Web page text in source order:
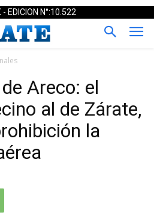
EDICION N°:10.522
Areco: el
al de Zárate,
la